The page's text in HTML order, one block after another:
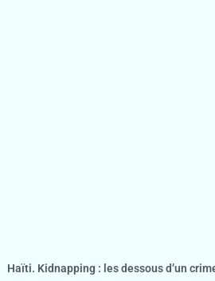
Haïti. Kidnapping : les dessous d’un